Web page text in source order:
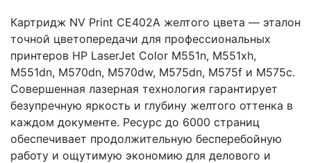
Картридж NV Print CE402A желтого цвета — эталон
точной цветопередачи для профессиональных
принтеров HP LaserJet Color M551n, M551xh,
M551dn, M570dn, M570dw, M575dn, M575f и M575c.
Совершенная лазерная технология гарантирует
безупречную яркость и глубину желтого оттенка в
каждом документе. Ресурс до 6000 страниц
обеспечивает продолжительную бесперебойную
работу и ощутимую экономию для делового и